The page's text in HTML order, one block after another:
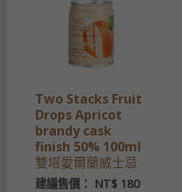
Two Stacks Fruit
Drops Apricot
brandy cask
finish 50% 100ml
雙塔愛爾蘭威士忌
建議售價： NT$180